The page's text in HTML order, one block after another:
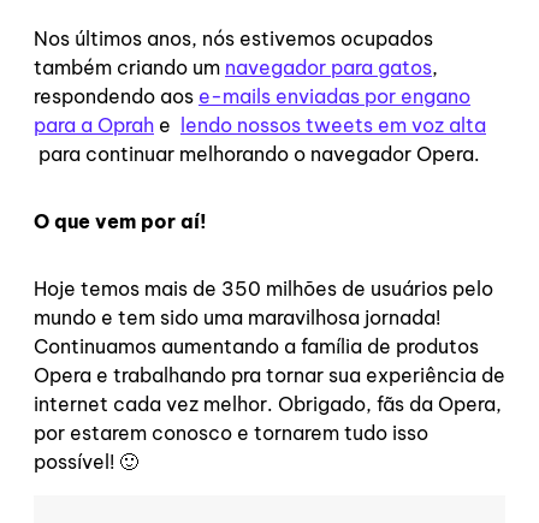
Nos últimos anos, nós estivemos ocupados
também criando um navegador para gatos,
respondendo aos e-mails enviadas por engano
para a Oprah e
lendo nossos tweets em voz alta
para continuar melhorando o navegador Opera.
O que vem por aí!
Hoje temos mais de 350 milhões de usuários pelo
mundo e tem sido uma maravilhosa jornada!
Continuamos aumentando a família de produtos
Opera e trabalhando pra tornar sua experiência de
internet cada vez melhor. Obrigado, fãs da Opera,
por estarem conosco e tornarem tudo isso
possível! 🙂